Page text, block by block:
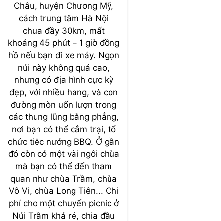
Châu, huyện Chương Mỹ,
cách trung tâm Hà Nội
chưa đầy 30km, mất
khoảng 45 phút – 1 giờ đồng
hồ nếu bạn đi xe máy. Ngọn
núi này không quá cao,
nhưng có địa hình cực kỳ
đẹp, với nhiều hang, và con
đường mòn uốn lượn trong
các thung lũng bằng phẳng,
nơi bạn có thể cắm trại, tổ
chức tiệc nướng BBQ. Ở gần
đó còn có một vài ngôi chùa
mà bạn có thể đến tham
quan như chùa Trầm, chùa
Vô Vi, chùa Long Tiên... Chi
phí cho một chuyến picnic ở
Núi Trầm khá rẻ, chia đầu